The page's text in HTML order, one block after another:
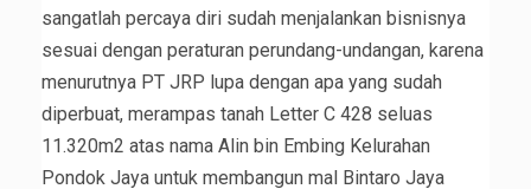
sangatlah percaya diri sudah menjalankan bisnisnya
sesuai dengan peraturan perundang-undangan, karena
menurutnya PT JRP lupa dengan apa yang sudah
diperbuat, merampas tanah Letter C 428 seluas
11.320m2 atas nama Alin bin Embing Kelurahan
Pondok Jaya untuk membangun mal Bintaro Jaya